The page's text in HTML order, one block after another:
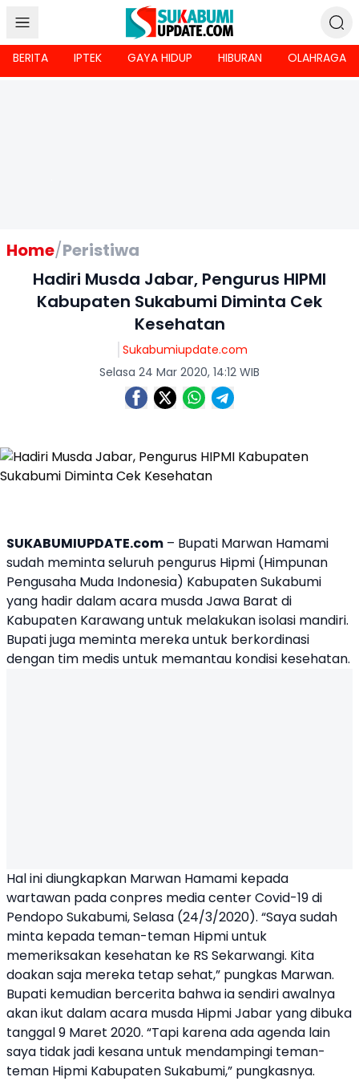
BERITA IPTEK GAYA HIDUP HIBURAN OLAHRAGA
Home/Peristiwa
Hadiri Musda Jabar, Pengurus HIPMI
Kabupaten Sukabumi Diminta Cek
Kesehatan
Sukabumiupdate.com
Selasa 24 Mar 2020, 14:12 WIB
SUKABUMIUPDATE.com – Bupati Marwan Hamami
sudah meminta seluruh pengurus Hipmi (Himpunan
Pengusaha Muda Indonesia) Kabupaten Sukabumi
yang hadir dalam acara musda Jawa Barat di
Kabupaten Karawang untuk melakukan isolasi mandiri.
Bupati juga meminta mereka untuk berkordinasi
dengan tim medis untuk memantau kondisi kesehatan.
Hal ini diungkapkan Marwan Hamami kepada
wartawan pada conpres media center Covid-19 di
Pendopo Sukabumi, Selasa (24/3/2020). “Saya sudah
minta kepada teman-teman Hipmi untuk
memeriksakan kesehatan ke RS Sekarwangi. Kita
doakan saja mereka tetap sehat,” pungkas Marwan.
Bupati kemudian bercerita bahwa ia sendiri awalnya
akan ikut dalam acara musda Hipmi Jabar yang dibuka
tanggal 9 Maret 2020. “Tapi karena ada agenda lain
saya tidak jadi kesana untuk mendampingi teman-
teman Hipmi Kabupaten Sukabumi,” pungkasnya.